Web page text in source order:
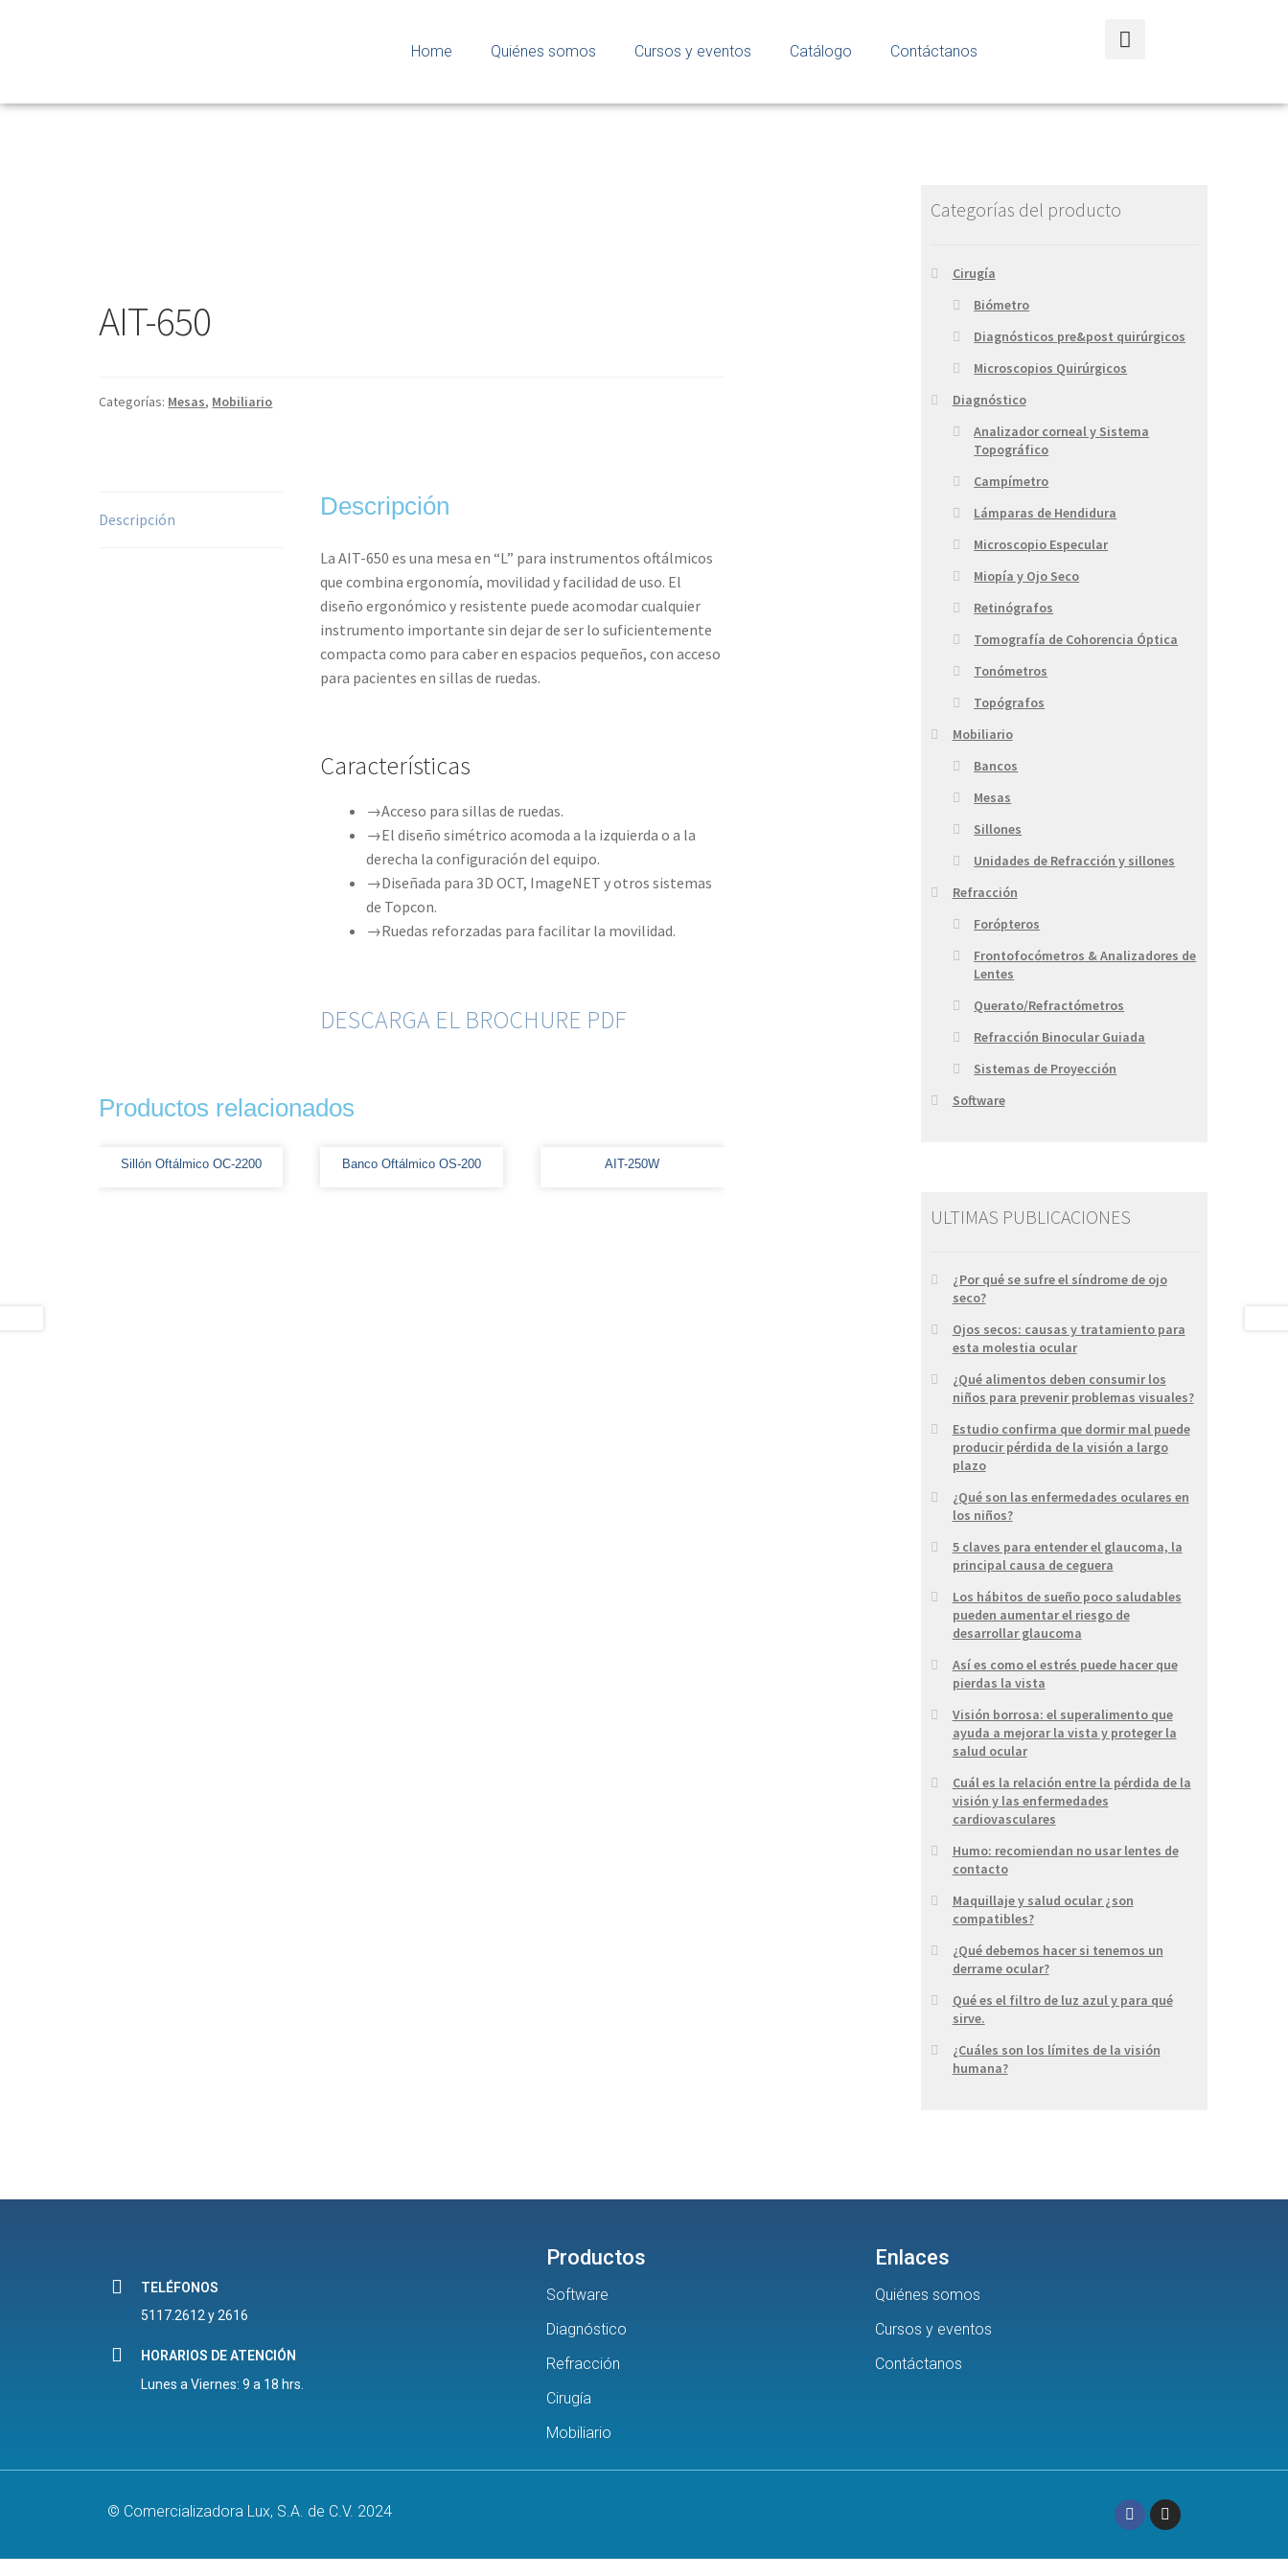
Home Quiénes somos Cursos y eventos Catálogo Contáctanos
AIT-650
Categorías: Mesas, Mobiliario
Descripción Descripción
La AIT-650 es una mesa en “L” para instrumentos oftálmicos
que combina ergonomía, movilidad y facilidad de uso. El
diseño ergonómico y resistente puede acomodar cualquier
instrumento importante sin dejar de ser lo suficientemente
compacta como para caber en espacios pequeños, con acceso
para pacientes en sillas de ruedas.
Características
→Acceso para sillas de ruedas.
→El diseño simétrico acomoda a la izquierda o a la
derecha la configuración del equipo.
→Diseñada para 3D OCT, ImageNET y otros sistemas
de Topcon.
→Ruedas reforzadas para facilitar la movilidad.
DESCARGA EL BROCHURE PDF
Productos relacionados
Sillón Oftálmico OC-2200 Banco Oftálmico OS-200 AIT-250W
Categorías del producto
Cirugía
Biómetro
Diagnósticos pre&post quirúrgicos
Microscopios Quirúrgicos
Diagnóstico
Analizador corneal y Sistema
Topográfico
Campímetro
Lámparas de Hendidura
Microscopio Especular
Miopía y Ojo Seco
Retinógrafos
Tomografía de Cohorencia Óptica
Tonómetros
Topógrafos
Mobiliario
Bancos
Mesas
Sillones
Unidades de Refracción y sillones
Refracción
Forópteros
Frontofocómetros & Analizadores de
Lentes
Querato/Refractómetros
Refracción Binocular Guiada
Sistemas de Proyección
Software
ULTIMAS PUBLICACIONES
¿Por qué se sufre el síndrome de ojo
seco?
Ojos secos: causas y tratamiento para
esta molestia ocular
¿Qué alimentos deben consumir los
niños para prevenir problemas visuales?
Estudio confirma que dormir mal puede
producir pérdida de la visión a largo
plazo
¿Qué son las enfermedades oculares en
los niños?
5 claves para entender el glaucoma, la
principal causa de ceguera
Los hábitos de sueño poco saludables
pueden aumentar el riesgo de
desarrollar glaucoma
Así es como el estrés puede hacer que
pierdas la vista
Visión borrosa: el superalimento que
ayuda a mejorar la vista y proteger la
salud ocular
Cuál es la relación entre la pérdida de la
visión y las enfermedades
cardiovasculares
Humo: recomiendan no usar lentes de
contacto
Maquillaje y salud ocular ¿son
compatibles?
¿Qué debemos hacer si tenemos un
derrame ocular?
Qué es el filtro de luz azul y para qué
sirve.
¿Cuáles son los límites de la visión
humana?
TELÉFONOS
5117.2612 y 2616
HORARIOS DE ATENCIÓN
Lunes a Viernes: 9 a 18 hrs.
Productos
Software
Diagnóstico
Refracción
Cirugía
Mobiliario
Enlaces
Quiénes somos
Cursos y eventos
Contáctanos
© Comercializadora Lux, S.A. de C.V. 2024